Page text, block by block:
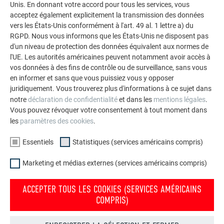
impressionnants avec les solutions en aluminium
durables de PREFA pour toitures, systèmes solaires et
façades.
VOIR DAVANTAGE DE RÉFÉRENCES
Unis. En donnant votre accord pour tous les services, vous
acceptez également explicitement la transmission des données
vers les États-Unis conformément à l'art. 49 al. 1 lettre a) du
RGPD. Nous vous informons que les États-Unis ne disposent pas
d'un niveau de protection des données équivalent aux normes de
l'UE. Les autorités américaines peuvent notamment avoir accès à
vos données à des fins de contrôle ou de surveillance, sans vous
en informer et sans que vous puissiez vous y opposer
juridiquement. Vous trouverez plus d'informations à ce sujet dans
notredéclaration de confidentialitéet dans les mentions légales.
Vous pouvez révoquer votre consentement à tout moment dans
les paramètres des cookies.
Essentiels Statistiques (services américains compris)
Marketing et médias externes (services américains compris)
ACCEPTER TOUS LES COOKIES (SERVICES AMÉRICAINS
COMPRIS)